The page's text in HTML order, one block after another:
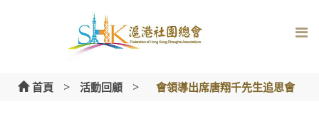
首頁 > 活動回顧 > 會領導出席唐翔千先生追思會